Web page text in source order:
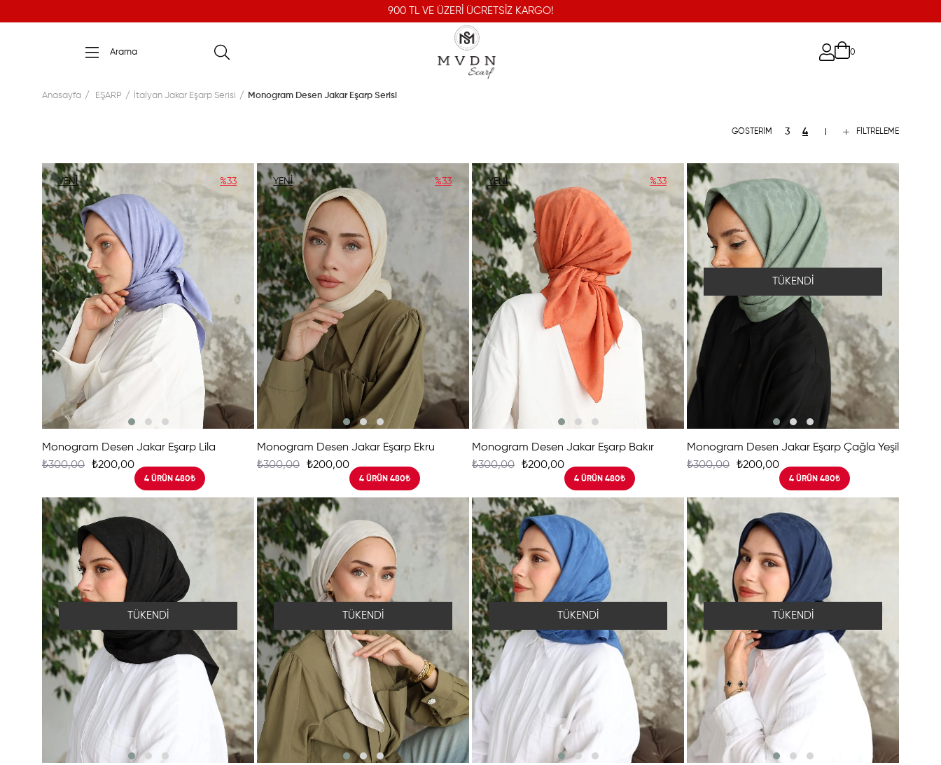
900 TL VE ÜZERİ ÜCRETSİZ KARGO!
0
Anasayfa EŞARP İtalyan Jakar Eşarp Serisi Monogram Desen Jakar Eşarp Serisi
FILTRELEME
Monogram Desen Jakar Eşarp Lila
₺200,00
₺300,00
4 ÜRÜN 480₺
%33
YENI
ÜRÜN
Monogram Desen Jakar Eşarp Ekru
₺200,00
₺300,00
4 ÜRÜN 480₺
%33
YENI
ÜRÜN
Monogram Desen Jakar Eşarp Bakır
₺200,00
₺300,00
4 ÜRÜN 480₺
%33
YENI
ÜRÜN
TÜKENDI
Monogram Desen Jakar Eşarp Çağla Yeşil
₺200,00
₺300,00
4 ÜRÜN 480₺
TÜKENDI TÜKENDI TÜKENDI TÜKENDI